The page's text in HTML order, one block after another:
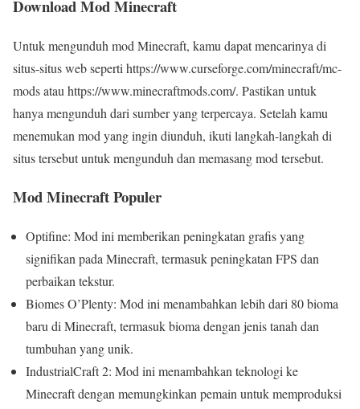
Download Mod Minecraft
Untuk mengunduh mod Minecraft, kamu dapat mencarinya di
situs-situs web seperti https://www.curseforge.com/minecraft/mc-
mods atau https://www.minecraftmods.com/. Pastikan untuk
hanya mengunduh dari sumber yang terpercaya. Setelah kamu
menemukan mod yang ingin diunduh, ikuti langkah-langkah di
situs tersebut untuk mengunduh dan memasang mod tersebut.
Mod Minecraft Populer
Optifine: Mod ini memberikan peningkatan grafis yang
signifikan pada Minecraft, termasuk peningkatan FPS dan
perbaikan tekstur.
Biomes O’Plenty: Mod ini menambahkan lebih dari 80 bioma
baru di Minecraft, termasuk bioma dengan jenis tanah dan
tumbuhan yang unik.
IndustrialCraft 2: Mod ini menambahkan teknologi ke
Minecraft dengan memungkinkan pemain untuk memproduksi